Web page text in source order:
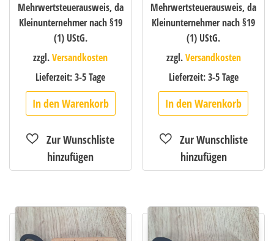
Mehrwertsteuerausweis, da
Kleinunternehmer nach §19
(1) UStG.
zzgl.Versandkosten
Lieferzeit:3-5 Tage
In den Warenkorb
Mehrwertsteuerausweis, da
Kleinunternehmer nach §19
(1) UStG.
zzgl.Versandkosten
Lieferzeit:3-5 Tage
In den Warenkorb